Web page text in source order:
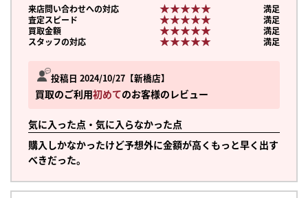
投稿日 2024/10/27 新橋店
買取のご利用初めてのお客様のレビュー
気に入った点・気に入らなかった点
購入しかなかったけど予想外に金額が高くもっと早く出す
べきだった。
来店問い合わせへの対応 ★★★★★
★★★★★
満足
査定スピード
★★★★★
★★★★★
満足
買取金額
★★★★★
★★★★★
満足
スタッフの対応
★★★★★
★★★★★ 満足